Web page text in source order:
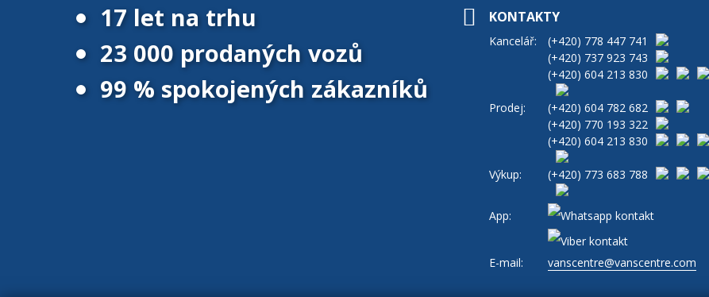
17 let na trhu
23 000 prodaných vozů
99 % spokojených zákazníků
KONTAKTY
Kancelář: (+420) 778 447 741
(+420) 737 923 743
(+420) 604 213 830
Prodej: (+420) 604 782 682
(+420) 770 193 322
(+420) 604 213 830
Výkup: (+420) 773 683 788
App:
E-mail: vanscentre@vanscentre.com